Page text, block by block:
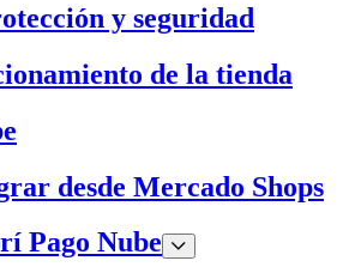
y seguridad
de la tienda
desde Mercado Shops
Pago Nube